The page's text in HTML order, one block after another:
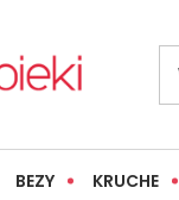
BEZY KRUCHE